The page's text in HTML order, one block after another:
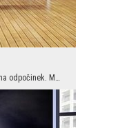
Meditace v tichosti je nejlešpí způsob na odpočinek. Můžeme se o tom překonat při pohledu na foto...